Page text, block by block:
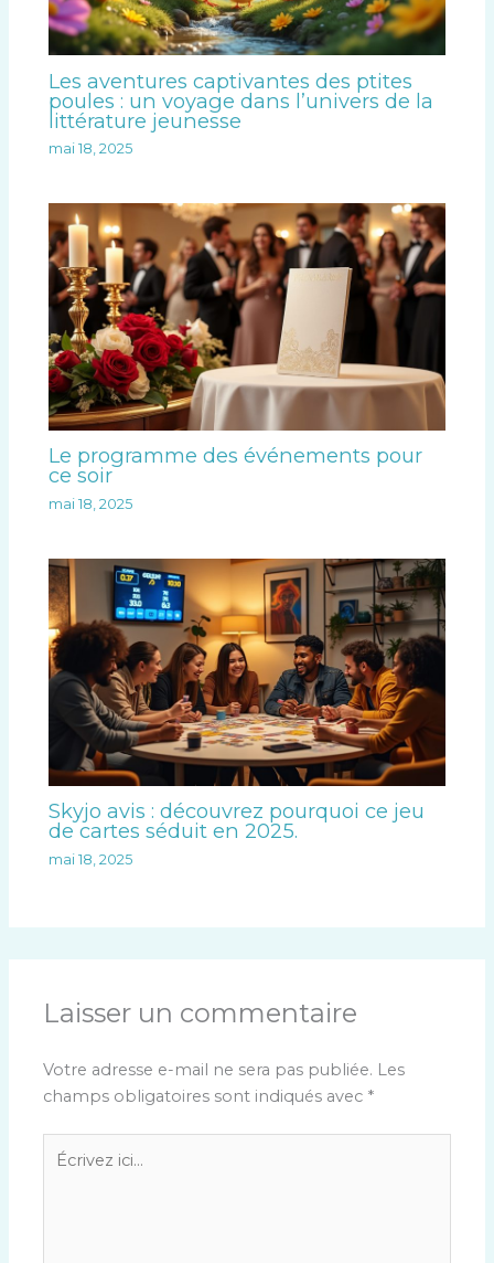
Les aventures captivantes des ptites
poules : un voyage dans l’univers de la
littérature jeunesse
mai 18, 2025
Le programme des événements pour
ce soir
mai 18, 2025
Skyjo avis : découvrez pourquoi ce jeu
de cartes séduit en 2025.
mai 18, 2025
Laisser un commentaire
Votre adresse e-mail ne sera pas publiée. Les
champs obligatoires sont indiqués avec *
Écrivez
ici…